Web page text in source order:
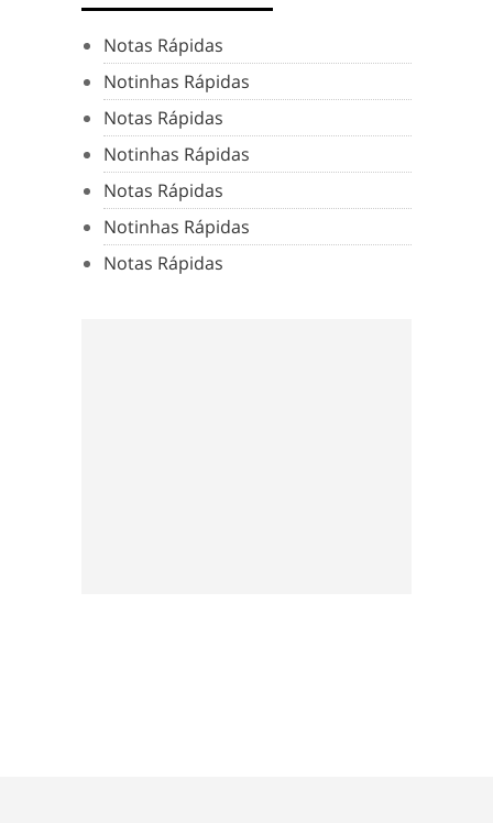
Notas Rápidas
Notinhas Rápidas
Notas Rápidas
Notinhas Rápidas
Notas Rápidas
Notinhas Rápidas
Notas Rápidas